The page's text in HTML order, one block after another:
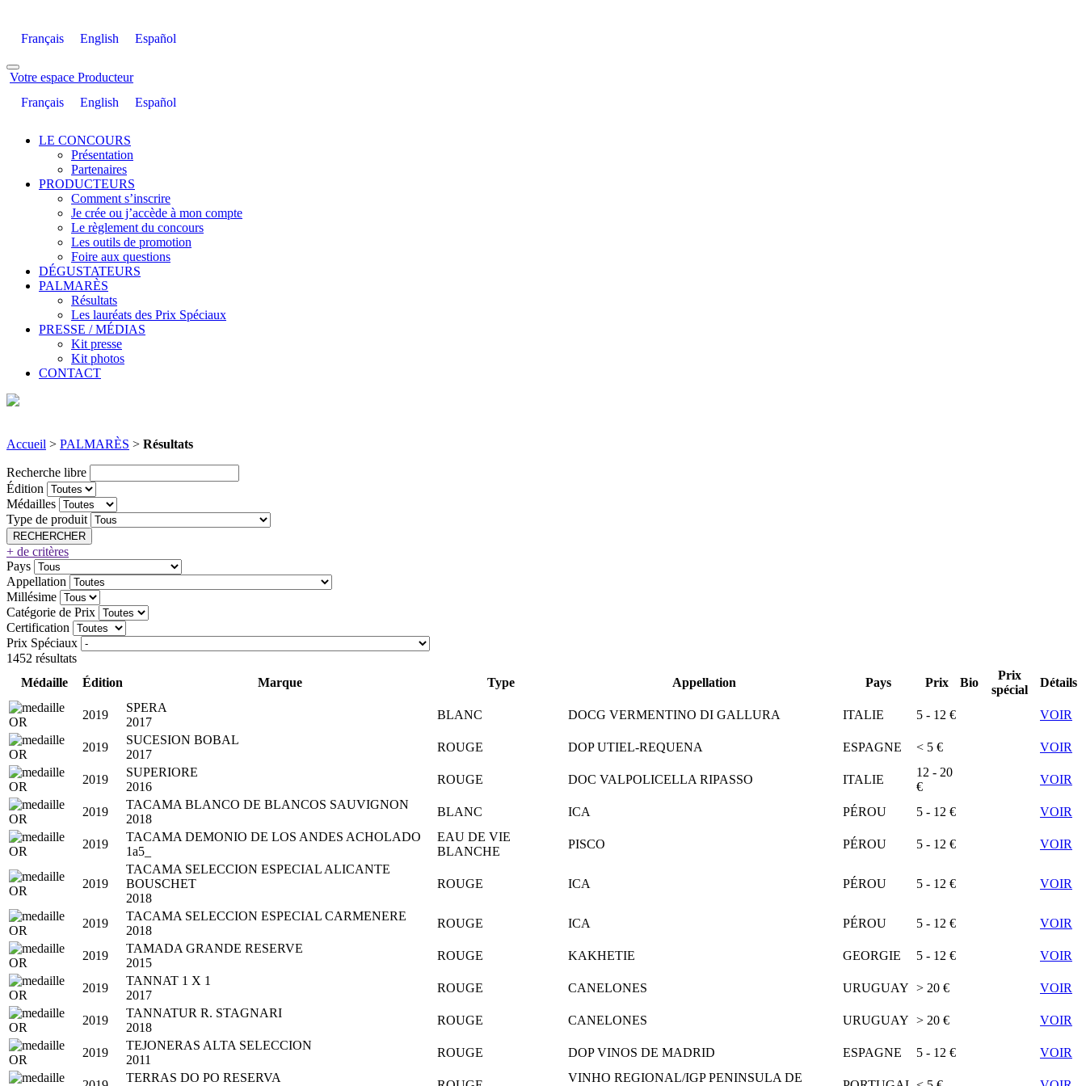
Français English Español
Votre espace Producteur
Français
English Español
LE CONCOURS
Présentation
Partenaires
PRODUCTEURS
Comment s’inscrire
Je crée ou j’accède à mon compte
Le règlement du concours
Les outils de promotion
Foire aux questions
DÉGUSTATEURS
PALMARÈS
Résultats
Les lauréats des Prix Spéciaux
PRESSE / MÉDIAS
Kit presse
Kit photos
CONTACT
Accueil > PALMARÈS > Résultats
Recherche libre
Édition
Médailles
Type de produit
+ de critères
Pays
Appellation
Millésime
Catégorie de Prix
Certification
Prix Spéciaux
1452 résultats
Médaille
Édition Marque Type Appellation Pays Prix Bio
Prix
spécial
Détails
2019
SPERA
2017
BLANC DOCG VERMENTINO DI GALLURA ITALIE 5 - 12 € VOIR
2019
SUCESION BOBAL
2017
ROUGE DOP UTIEL-REQUENA ESPAGNE < 5 € VOIR
2019
SUPERIORE
2016
ROUGE DOC VALPOLICELLA RIPASSO ITALIE
12 - 20
€
VOIR
2019
TACAMA BLANCO DE BLANCOS SAUVIGNON
2018
BLANC ICA PÉROU 5 - 12 € VOIR
2019
TACAMA DEMONIO DE LOS ANDES ACHOLADO
1a5_
EAU DE VIE
BLANCHE
PISCO PÉROU 5 - 12 € VOIR
2019
TACAMA SELECCION ESPECIAL ALICANTE
BOUSCHET
2018
ROUGE ICA PÉROU 5 - 12 € VOIR
2019
TACAMA SELECCION ESPECIAL CARMENERE
2018
ROUGE ICA PÉROU 5 - 12 € VOIR
2019
TAMADA GRANDE RESERVE
2015
ROUGE KAKHETIE GEORGIE 5 - 12 € VOIR
2019
TANNAT 1 X 1
2017
ROUGE CANELONES URUGUAY > 20 € VOIR
2019
TANNATUR R. STAGNARI
2018
ROUGE CANELONES URUGUAY > 20 € VOIR
2019
TEJONERAS ALTA SELECCION
2011
ROUGE DOP VINOS DE MADRID ESPAGNE 5 - 12 € VOIR
TERRAS DO PO RESERVA
VINHO REGIONAL/IGP PENINSULA DE